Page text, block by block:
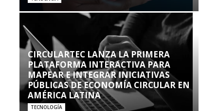
CIRCULARTEC LANZA LA PRIMERA
PLATAFORMA INTERACTIVA PARA
MAPEAR E INTEGRAR INICIATIVAS
PÚBLICAS DE ECONOMÍA CIRCULAR EN
AMÉRICA LATINA
TECNOLOGÍA